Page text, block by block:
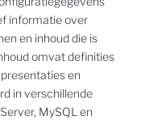
informatie over
en inhoud die is
omvat definities
en
in verschillende
MySQL en